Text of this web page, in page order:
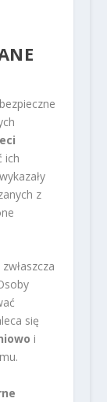
ich
z
się
i